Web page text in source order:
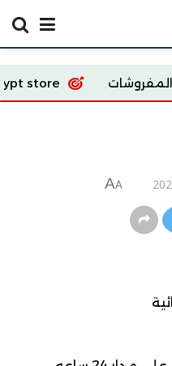
Egypt store
A
A